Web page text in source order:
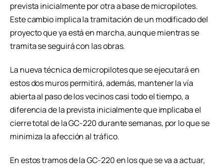
prevista inicialmente por otra a base de micropilotes.
Este cambio implica la tramitación de un modificado del
proyecto que ya está en marcha, aunque mientras se
tramita se seguirá con las obras.
La nueva técnica de micropilotes que se ejecutará en
estos dos muros permitirá, además, mantener la vía
abierta al paso de los vecinos casi todo el tiempo, a
diferencia de la prevista inicialmente que implicaba el
cierre total de la GC-220 durante semanas, por lo que se
minimiza la afección al tráfico.
En estos tramos de la GC-220 en los que se va a actuar,